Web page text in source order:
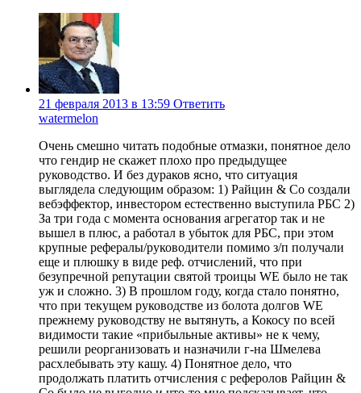
21 февраля 2013 в 13:59 Ответить
watermelon
Очень смешно читать подобные отмазки, понятное дело
что гендир не скажет плохо про предыдущее
руководство. И без дураков ясно, что ситуация
выглядела следующим образом: 1) Райцин & Co создали
вебэффектор, инвестором естественно выступила РБС 2)
За три года с момента основания агрегатор так и не
вышел в плюс, а работал в убыток для РБС, при этом
крупные рефералы/руководители помимо з/п получали
еще и плюшку в виде реф. отчислений, что при
безупречной репутации святой троицы WE было не так
уж и сложно. 3) В прошлом году, когда стало понятно,
что при текущем руководстве из болота долгов WE
прежнему руководству не вытянуть, а Кокосу по всей
видимости такие «прибыльные активы» не к чему,
решили реорганизовать и назначили г-на Шмелева
расхлебывать эту кашу. 4) Понятное дело, что
продолжать платить отчисления с реферолов Райцин &